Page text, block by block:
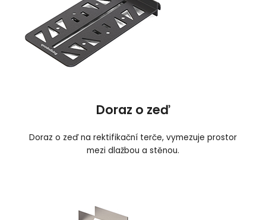
Doraz o zeď
Doraz o zeď na rektifikační terče, vymezuje prostor
mezi dlažbou a stěnou.